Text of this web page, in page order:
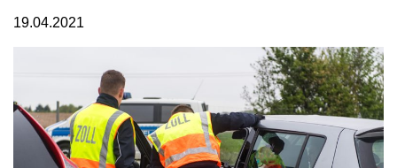
19.04.2021